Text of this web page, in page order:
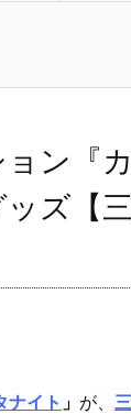
ン『カ
ズ【
ナイト 」 が、